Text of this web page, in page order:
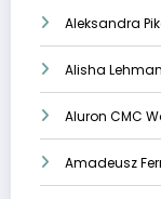
Aleksandra
Alisha
Aluron CMC
Amadeusz